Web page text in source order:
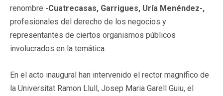
renombre -Cuatrecasas, Garrigues, Uría Menéndez-,
profesionales del derecho de los negocios y
representantes de ciertos organismos públicos
involucrados en la temática.
En el acto inaugural han intervenido el rector magnífico de
la Universitat Ramon Llull, Josep Maria Garell Guiu, el